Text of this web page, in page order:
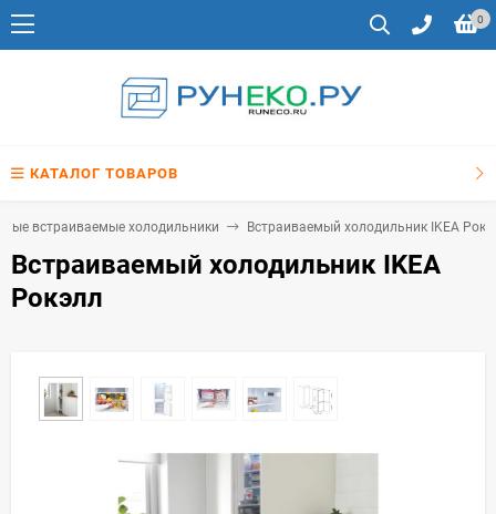
0
КАТАЛОГ ТОВАРОВ
встраиваемые холодильники Встраиваемый холодильник IKEA
Встраиваемый холодильник IKEA
Рокэлл